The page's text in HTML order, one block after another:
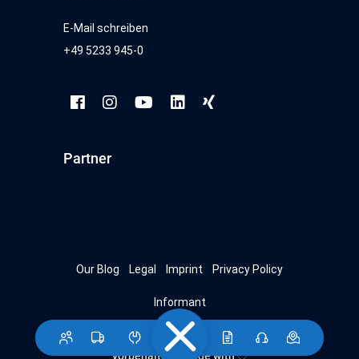
E-Mail schreiben
+49 5233 945-0
Partner
Our Blog Legal Imprint Privacy Policy
Informant
© 2026 SPIER Fahrzeugwerk | Alle Rechte
vorbehalten |
made with